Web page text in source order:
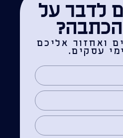
לדבר על
ואחזור אליכם